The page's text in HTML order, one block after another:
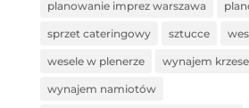
planowanie imprez warszawa
sprzet cateringowy sztucce
wesele w plenerze wynajem
wynajem namiotów